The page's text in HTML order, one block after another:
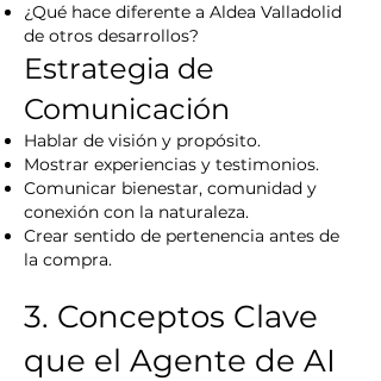
¿Qué hace diferente a Aldea Valladolid
de otros desarrollos?
Estrategia de
Comunicación
Hablar de visión y propósito.
Mostrar experiencias y testimonios.
Comunicar bienestar, comunidad y
conexión con la naturaleza.
Crear sentido de pertenencia antes de
la compra.
3. Conceptos Clave
que el Agente de AI